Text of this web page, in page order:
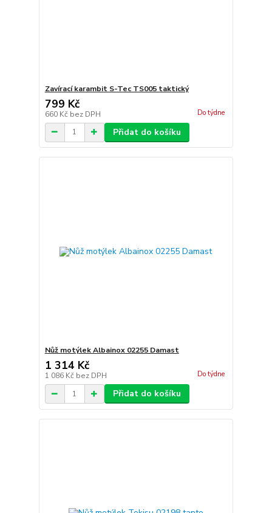
Zavírací karambit S-Tec TS005 taktický
799 Kč
660 Kč bez DPH Do týdne
Přidat do košíku
Nůž motýlek Albainox 02255 Damast
1 314 Kč
1 086 Kč bez DPH Do týdne
Přidat do košíku